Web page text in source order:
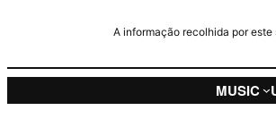
A informação recolhida por
MUSIC